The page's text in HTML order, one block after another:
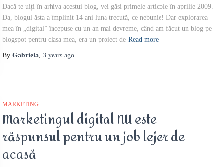
Dacă te uiți în arhiva acestui blog, vei găsi primele articole în aprilie 2009.
Da, blogul ăsta a împlinit 14 ani luna trecută, ce nebunie! Dar explorarea
mea în „digital” începuse cu un an mai devreme, când am făcut un blog pe
blogspot pentru clasa mea, era un proiect de Read more
By Gabriela, 3 years ago
MARKETING
Marketingul digital NU este
răspunsul pentru un job lejer de
acasă